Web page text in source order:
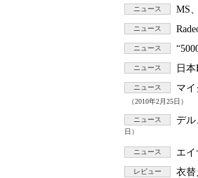
ニュース MS
ニュース
ニュース
ニュース 日
ニュース マイ
（2010年2月25日）
ニュース デル
日）
ニュース エイ
レビュー 衣替